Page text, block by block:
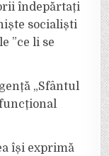
îndepărtați
socialiști
”ce li se
„Sfântul
își exprimă